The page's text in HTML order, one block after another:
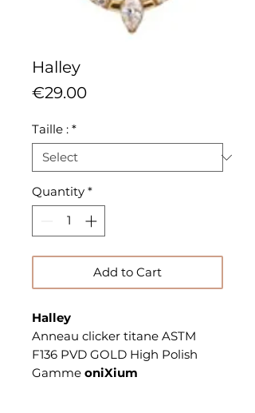
Halley
€29.00Price
Taille : *
Quantity *
Add to Cart
Halley
Anneau clicker titane ASTM
F136 PVD GOLD High Polish
Gamme oniXium